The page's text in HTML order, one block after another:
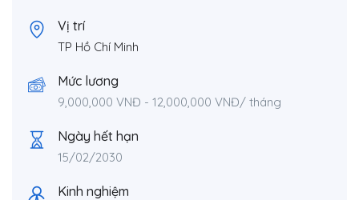
Vị trí
TP Hồ Chí Minh
Mức lương
9,000,000 VNĐ - 12,000,000 VNĐ/ tháng
Ngày hết hạn
15/02/2030
Kinh nghiệm